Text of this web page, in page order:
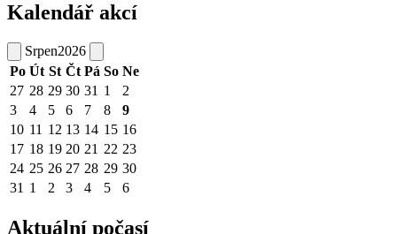
Kalendář akcí
Srpen2026
Po Út St Čt Pá So Ne
27 28 29 30 31 1
2
3
4 5 6 7 8
9
10 11 12 13 14 15 16
17 18 19 20 21 22 23
24 25 26 27 28 29 30
31 1 2 3 4 5 6
Aktuální počasí